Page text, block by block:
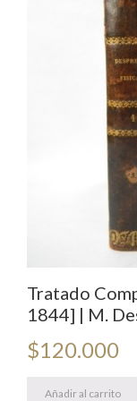
Tratado
1844] | M.
$120.000
Añadir al carrito